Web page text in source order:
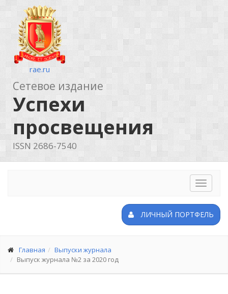
rae.ru
Сетевое издание
Успехи
просвещения
ISSN 2686-7540
Toggle
ЛИЧНЫЙ ПОРТФЕЛЬ
Главная
Выпуски журнала
Выпуск журнала №2 за 2020 год